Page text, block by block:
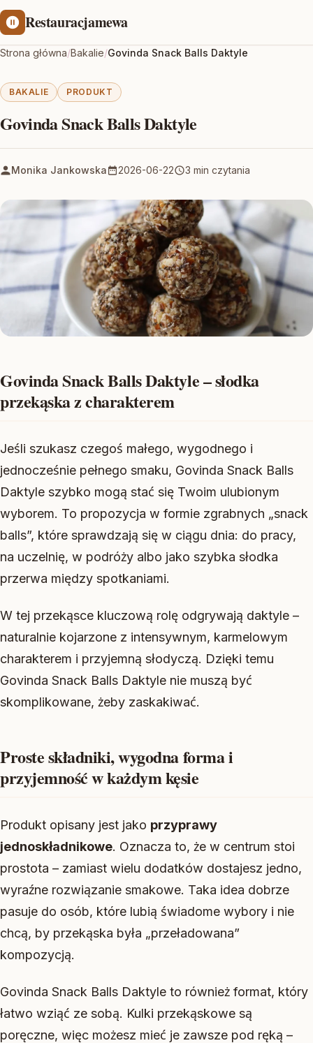
Restauracjamewa
Strona główna/Bakalie/Govinda Snack Balls Daktyle
BAKALIE PRODUKT
Govinda Snack Balls Daktyle
Monika Jankowska 2026-06-22 3 min czytania
Govinda Snack Balls Daktyle – słodka
przekąska z charakterem
Jeśli szukasz czegoś małego, wygodnego i
jednocześnie pełnego smaku, Govinda Snack Balls
Daktyle szybko mogą stać się Twoim ulubionym
wyborem. To propozycja w formie zgrabnych „snack
balls”, które sprawdzają się w ciągu dnia: do pracy,
na uczelnię, w podróży albo jako szybka słodka
przerwa między spotkaniami.
W tej przekąsce kluczową rolę odgrywają daktyle –
naturalnie kojarzone z intensywnym, karmelowym
charakterem i przyjemną słodyczą. Dzięki temu
Govinda Snack Balls Daktyle nie muszą być
skomplikowane, żeby zaskakiwać.
Proste składniki, wygodna forma i
przyjemność w każdym kęsie
Produkt opisany jest jako przyprawy
jednoskładnikowe. Oznacza to, że w centrum stoi
prostota – zamiast wielu dodatków dostajesz jedno,
wyraźne rozwiązanie smakowe. Taka idea dobrze
pasuje do osób, które lubią świadome wybory i nie
chcą, by przekąska była „przeładowana”
kompozycją.
Govinda Snack Balls Daktyle to również format, który
łatwo wziąć ze sobą. Kulki przekąskowe są
poręczne, więc możesz mieć je zawsze pod ręką –